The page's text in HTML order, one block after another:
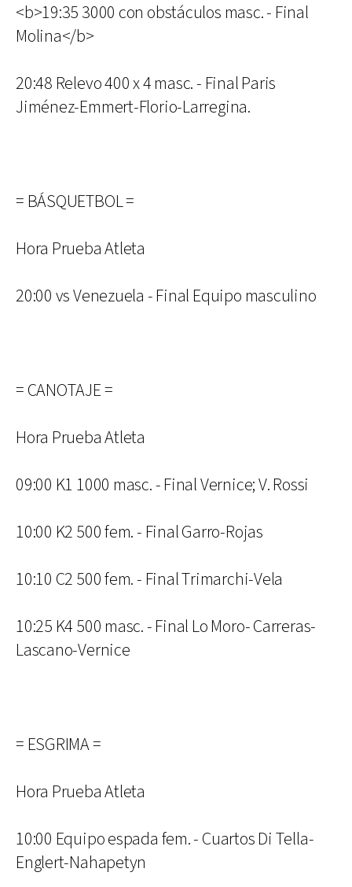
<b>19:35 3000 con obstáculos masc. - Final
Molina</b>
20:48 Relevo 400 x 4 masc. - Final Paris
Jiménez-Emmert-Florio-Larregina.
= BÁSQUETBOL =
Hora Prueba Atleta
20:00 vs Venezuela - Final Equipo masculino
= CANOTAJE =
Hora Prueba Atleta
09:00 K1 1000 masc. - Final Vernice; V. Rossi
10:00 K2 500 fem. - Final Garro-Rojas
10:10 C2 500 fem. - Final Trimarchi-Vela
10:25 K4 500 masc. - Final Lo Moro- Carreras-
Lascano-Vernice
= ESGRIMA =
Hora Prueba Atleta
10:00 Equipo espada fem. - Cuartos Di Tella-
Englert-Nahapetyn